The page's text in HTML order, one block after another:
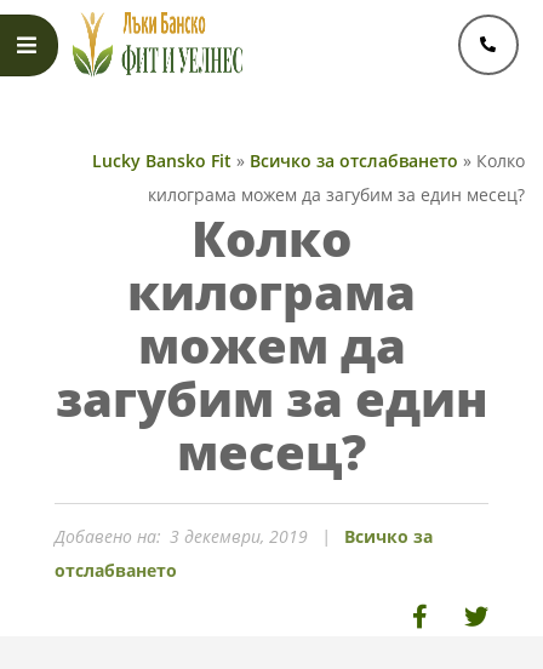
Skip
content
Lucky Bansko Fit » Всичко за отслабването » Колко
килограма можем да загубим за един месец?
Колко
килограма
можем да
загубим за един
месец?
Добавено на: 3 декември, 2019
Всичко за
отслабването